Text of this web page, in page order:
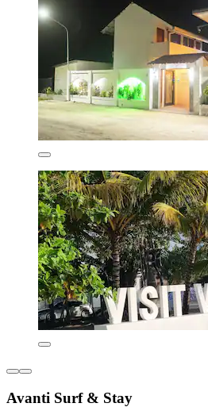
Avanti Surf & Stay